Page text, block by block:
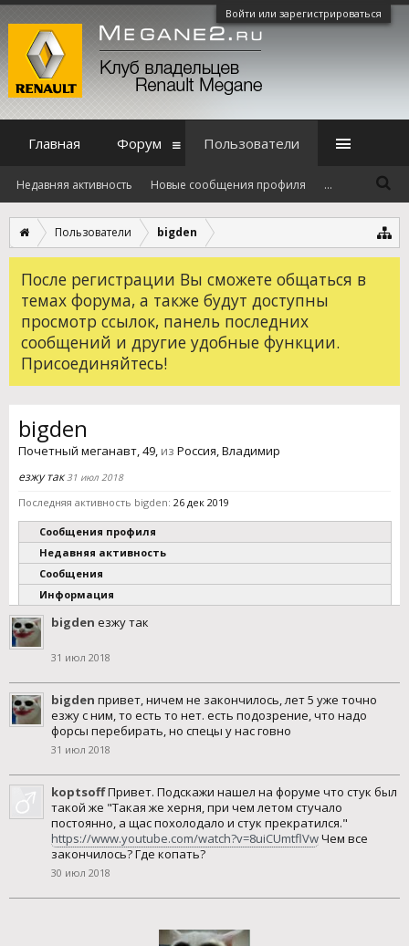
Войти или зарегистрироваться
Пользователи bigden
После регистрации Вы сможете общаться в
темах форума, а также будут доступны
просмотр ссылок, панель последних
сообщений и другие удобные функции.
Присоединяйтесь!
bigden
Почетный меганавт, 49, из Россия, Владимир
езжу так31 июл 2018
Последняя активность bigden: 26 дек 2019
Сообщения профиля
Недавняя активность
Сообщения
Информация
bigden езжу так
31 июл 2018
bigden привет, ничем не закончилось, лет 5 уже точно
езжу с ним, то есть то нет. есть подозрение, что надо
форсы перебирать, но спецы у нас говно
31 июл 2018
koptsoffПривет. Подскажи нашел на форуме что стук был
такой же "Такая же херня, при чем летом стучало
постоянно, а щас похолодало и стук прекратился."
https://www.youtube.com/watch?v=8uiCUmtflVwЧем все
закончилось? Где копать?
30 июл 2018
Главная Форум Пользователи
Недавняя активность Новые сообщения профиля ...